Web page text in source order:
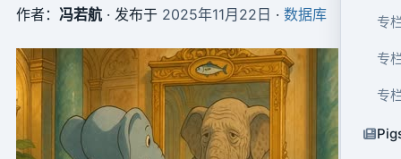
专
专
专
作者： 冯若航· 发布于 2025年11月22日 · 数据库